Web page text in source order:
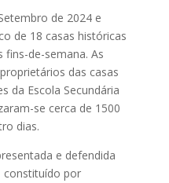
de 2024 e
de 18 casas históricas
fins-de-semana. As
das casas
da Escola Secundária
se cerca de 1500
dias.
e defendida
constituído por